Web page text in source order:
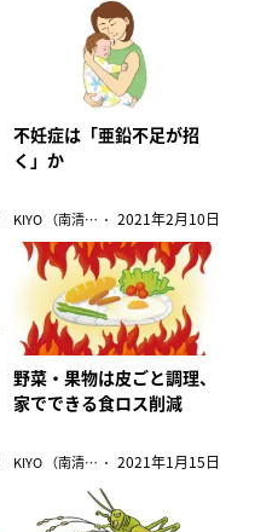
不妊症は「亜鉛不足が招
く」か
KIYO （南清貴） 2021年2月10日
野菜・果物は皮ごと調理、
家でできる食ロス削減
KIYO （南清貴） 2021年1月15日